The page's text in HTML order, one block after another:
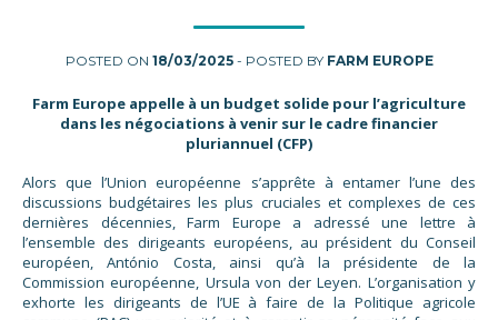
POSTED ON 18/03/2025- POSTED BY FARM EUROPE
Farm Europe appelle à un budget solide pour l’agriculture
dans les négociations à venir sur le cadre financier
pluriannuel (CFP)
Alors que l’Union européenne s’apprête à entamer l’une des
discussions budgétaires les plus cruciales et complexes de ces
dernières décennies, Farm Europe a adressé une lettre à
l’ensemble des dirigeants européens, au président du Conseil
européen, António Costa, ainsi qu’à la présidente de la
Commission européenne, Ursula von der Leyen. L’organisation y
exhorte les dirigeants de l’UE à faire de la Politique agricole